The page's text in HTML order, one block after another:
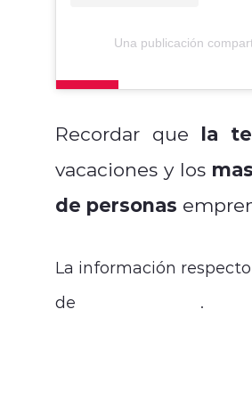
Una publicación
Recordar que la
vacaciones y los
de personas
La información
de
.